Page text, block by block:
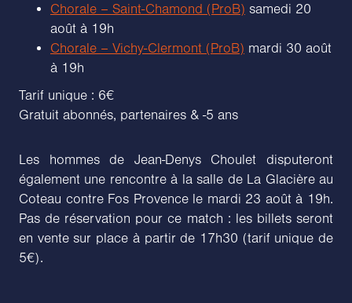
Chorale – Saint-Chamond (ProB) samedi 20
août à 19h
Chorale – Vichy-Clermont (ProB) mardi 30 août
à 19h
Tarif unique : 6€
Gratuit abonnés, partenaires & -5 ans
Les hommes de Jean-Denys Choulet disputeront
également une rencontre à la salle de La Glacière au
Coteau contre Fos Provence le mardi 23 août à 19h.
Pas de réservation pour ce match : les billets seront
en vente sur place à partir de 17h30 (tarif unique de
5€).